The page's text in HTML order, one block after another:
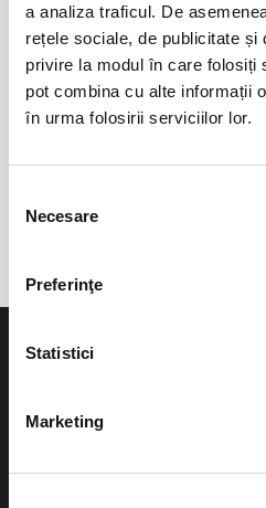
a analiza traficul. De
rețele sociale, de publicitate și
privire la modul în care folosiți
pot combina cu alte informații
în urma folosirii serviciilor lor.
consimțământului
Necesare
Preferinţe
Statistici
Marketing
0 evenimente in
revino
Teatrul Bulandra
Evenimente